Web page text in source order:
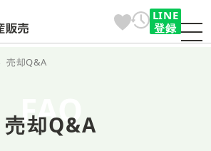
LINE
登録
売却Q&A
FAQ
売却Q&A